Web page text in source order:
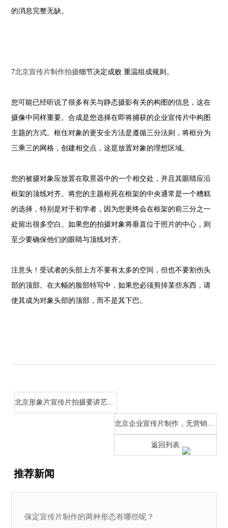
的消息完整无缺。
7北京宣传片制作拍摄细节决定成败 重温组成规则。
您可能已经听说了很多有关与静态摄影有关的构图的信息，这在
摄像中同样重要。合成是您选择在即将捕获的企业宣传片中构图
主题的方式。框住对象的更安全方法是遵循三分法则，将框分为
三乘三的网格，创建相交点，这是放置对象的理想区域。
您的被摄对象应放置在取景器中的一个相交处，并且其眼睛应沿
框架的顶线对齐。将您的主题框死在框架的中央通常是一个糟糕
的选择，特别是对于初学者，因为您更终会在框架的前三分之一
处留出很多空白。如果您的拍摄对象将垂直位于照片的中心，则
至少要确保他们的眼睛与顶线对齐。
注意头！受试者的头部上方不要有太多的空间，但也不要割伤头
部的顶部。在大幅的脸部特写中，如果您必须剪掉某些东西，请
使其成为对象头部的顶部，而不是其下巴。
返回列表
推荐新闻
保定宣传片制作的两种形态有哪些呢？